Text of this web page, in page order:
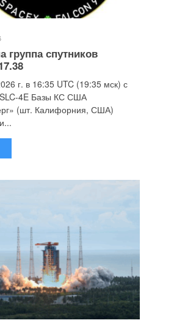
группа спутников
г. в 16:35 UTC (19:35 мск) с
4E Базы КС США
(шт. Калифорния, США)